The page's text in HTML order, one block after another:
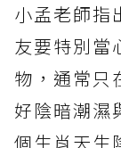
小孟老師指
友要特別當
物，通常只
好陰暗潮濕
個生肖天生